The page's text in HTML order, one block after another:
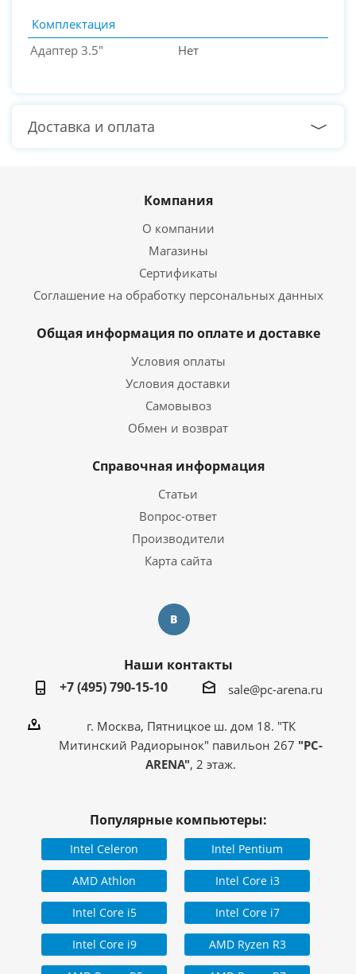
Комплектация
Адаптер 3.5"
Нет
Доставка и оплата
Компания
О компании
Магазины
Сертификаты
Соглашение на обработку персональных данных
Общая информация по оплате и доставке
Условия оплаты
Условия доставки
Самовывоз
Обмен и возврат
Справочная информация
Статьи
Вопрос-ответ
Производители
Карта сайта
Наши контакты
+7 (495) 790-15-10
sale@pc-arena.ru
г. Москва, Пятницкое ш. дом 18. "ТК
Митинский Радиорынок" павильон 267 "PC-
ARENA", 2 этаж.
Популярные компьютеры:
Intel Celeron Intel Pentium
AMD Athlon Intel Core i3
Intel Core i5 Intel Core i7
Intel Core i9 AMD Ryzen R3